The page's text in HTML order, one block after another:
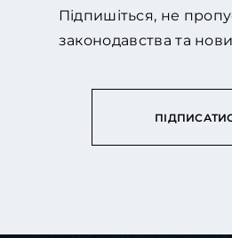
Підпишіться, не
законодавства та